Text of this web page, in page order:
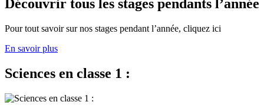
Découvrir tous les stages pendants l’année
Pour tout savoir sur nos stages pendant l’année, cliquez ici
En savoir plus
Sciences en classe 1 :